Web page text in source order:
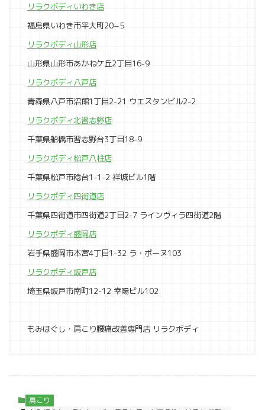
リラクボディいわき店
福島県いわき市平大町20−5
リラクボディ山形店
山形県山形市あかねケ丘2丁目16-9
リラクボディ八戸店
青森県八戸市沼館1丁目2-21 ウエスタンビル2-2
リラクボディ北習志野店
千葉県船橋市習志野台3丁目18-9
リラクボディ松戸八柱店
千葉県松戸市稔台1-1-2 祥城ビル1階
リラクボディ四街道店
千葉県四街道市四街道2丁目2-7 ラインヴィラ四街道2階
リラクボディ盛岡店
岩手県盛岡市本宮4丁目1-32 ラ・ボーヌ103
リラクボディ坂戸店
埼玉県坂戸市南町12-12 幸陽ビル102
もみほぐし・肩こり腰痛改善専門店 リラクボディ
肩こり